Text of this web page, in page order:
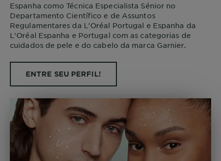
Espanha como Técnica Especialista Sénior no
Departamento Científico e de Assuntos
Regulamentares da L'Oréal Portugal e Espanha da
L'Oréal Espanha e Portugal com as categorias de
cuidados de pele e do cabelo da marca Garnier.
ENTRE SEU PERFIL!